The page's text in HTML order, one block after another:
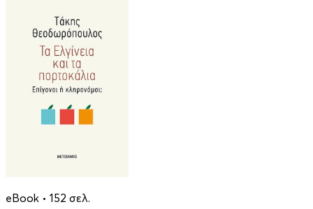
eBook • 152 σελ.